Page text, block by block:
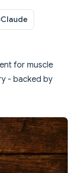
Claude
for muscle
- backed by